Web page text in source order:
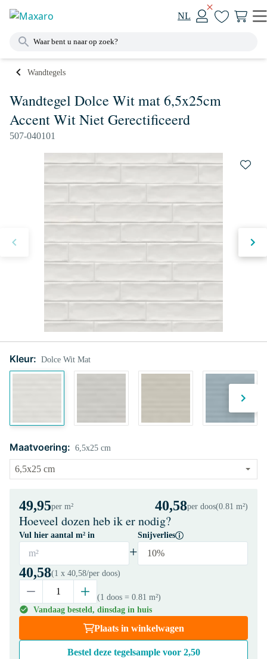
NL
Wandtegels
Wandtegel Dolce Wit mat 6,5x25cm
Accent Wit Niet Gerectificeerd
507-040101
Kleur: Dolce Wit Mat
Maatvoering: 6,5x25 cm
49,95per m² 40,58per doos(0.81 m²)
Hoeveel dozen heb ik er nodig?
Vul hier aantal m² in
m² +
Snijverlies
10%
40,58(1 x 40,58/per doos)
(1 doos = 0.81 m²)
Vandaag besteld, dinsdag in huis
Plaats in winkelwagen
Bestel deze tegelsample voor 2,50